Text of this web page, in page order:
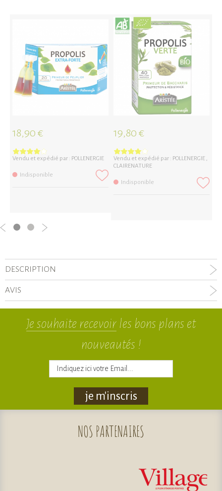
18,90 €
Vendu et expédié par : POLLENERGIE
Indisponible
19,80 €
Vendu et expédié par : POLLENERGIE ,
CLAIRENATURE
Indisponible
DESCRIPTION
AVIS
Je souhaite recevoirles bons plans et
nouveautés !
je m'inscris
NOS PARTENAIRES